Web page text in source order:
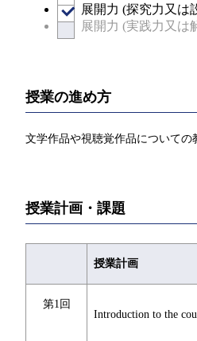
展開力 (探究力又は
展開力 (実践力又は
授業の進め方
文学作品や視聴覚作品についての
授業計画・課題
授業計画
第1回
Introduction to the